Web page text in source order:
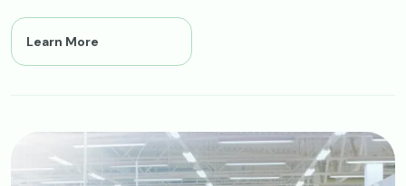
Learn More